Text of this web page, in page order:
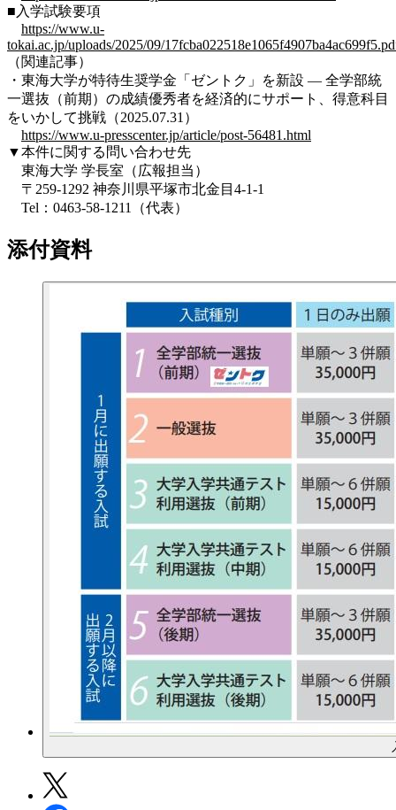
■入学試験要項
https://www.u-
tokai.ac.jp/uploads/2025/09/
（関連記事）
・東海大学が特待生奨学金「ゼントク」を新設 ― 全学部統
一選抜（前期）の成績優秀者を経済的にサポート、得意科目
をいかして挑戦（2025.07.31）
https://www.u-presscenter.jp/article/post-56481.html
▼本件に関する問い合わせ先
東海大学 学長室（広報担当）
〒259-1292 神奈川県平塚市北金目4-1-1
Tel：0463-58-1211（代表）
添付資料